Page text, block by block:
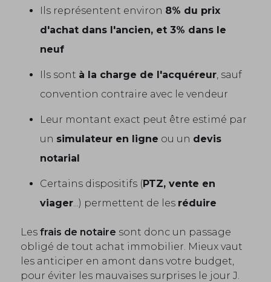
Ils représentent environ 8% du prix
d'achat dans l'ancien, et 3% dans le
neuf
Ils sont à la charge de l'acquéreur, sauf
convention contraire avec le vendeur
Leur montant exact peut être estimé par
un simulateur en ligne ou un devis
notarial
Certains dispositifs (PTZ, vente en
viager...) permettent de les réduire
Les frais de notaire sont donc un passage
obligé de tout achat immobilier. Mieux vaut
les anticiper en amont dans votre budget,
pour éviter les mauvaises surprises le jour J.